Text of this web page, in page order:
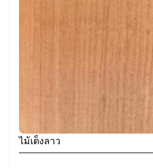
ไม้เต็งลาว